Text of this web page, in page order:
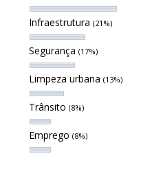
Infraestrutura (21%)
Segurança (17%)
Limpeza urbana (13%)
Trânsito (8%)
Emprego (8%)